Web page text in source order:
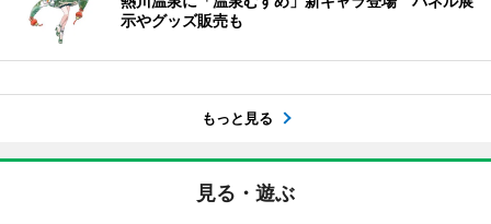
示やグッズ販売も
もっと見る
見る・遊ぶ